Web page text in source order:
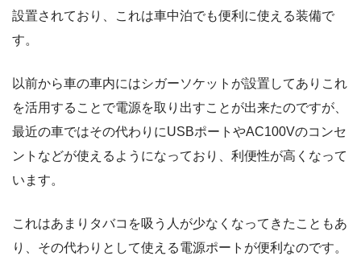
設置されており、これは車中泊でも便利に使える装備で
す。
以前から車の車内にはシガーソケットが設置してありこれ
を活用することで電源を取り出すことが出来たのですが、
最近の車ではその代わりにUSBポートやAC100Vのコンセ
ントなどが使えるようになっており、利便性が高くなって
います。
これはあまりタバコを吸う人が少なくなってきたこともあ
り、その代わりとして使える電源ポートが便利なのです。